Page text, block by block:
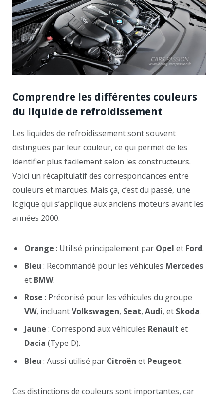
Comprendre les différentes couleurs
du liquide de refroidissement
Les liquides de refroidissement sont souvent
distingués par leur couleur, ce qui permet de les
identifier plus facilement selon les constructeurs.
Voici un récapitulatif des correspondances entre
couleurs et marques. Mais ça, c’est du passé, une
logique qui s’applique aux anciens moteurs avant les
années 2000.
Orange : Utilisé principalement par Opel et Ford.
Bleu : Recommandé pour les véhicules Mercedes
et BMW.
Rose : Préconisé pour les véhicules du groupe
VW, incluantVolkswagen, Seat, Audi, et Skoda.
Jaune : Correspond aux véhicules Renault et
Dacia (Type D).
Bleu : Aussi utilisé par Citroën et Peugeot.
Ces distinctions de couleurs sont importantes, car